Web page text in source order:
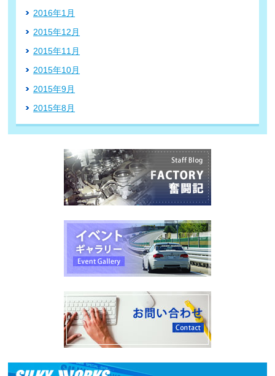
2016年1月
2015年12月
2015年11月
2015年10月
2015年9月
2015年8月